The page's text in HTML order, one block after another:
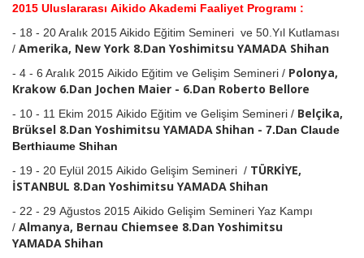
2015 Uluslararası Aikido Akademi Faaliyet Programı :
- 18 - 20 Aralık 2015 Aikido Eğitim Semineri ve 50.Yıl Kutlaması
/ Amerika, New York 8.Dan Yoshimitsu YAMADA Shihan
- 4 - 6 Aralık 2015 Aikido Eğitim ve Gelişim Semineri / Polonya,
Krakow 6.Dan Jochen Maier - 6.Dan Roberto Bellore
- 10 - 11 Ekim 2015 Aikido Eğitim ve Gelişim Semineri / Belçika,
Brüksel 8.Dan Yoshimitsu YAMADA Shihan - 7.Dan Claude
Berthiaume Shihan
- 19 - 20 Eylül 2015 Aikido Gelişim Semineri / TÜRKİYE,
İSTANBUL 8.Dan Yoshimitsu YAMADA Shihan
- 22 - 29 Ağustos 2015 Aikido Gelişim Semineri Yaz Kampı
/ Almanya, Bernau Chiemsee 8.Dan Yoshimitsu
YAMADA Shihan